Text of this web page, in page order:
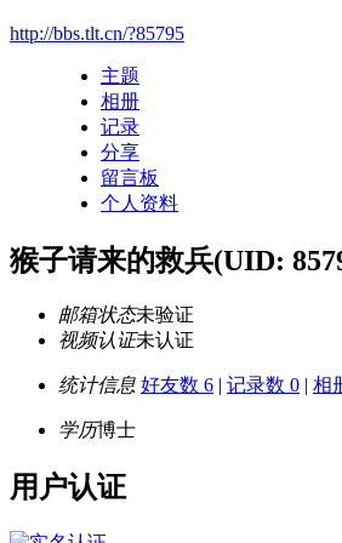
http://bbs.tlt.cn/?85795
主题
相册
记录
分享
留言板
个人资料
猴子请来的救兵(UID:
邮箱状态未验证
视频认证未认证
统计信息 好友数 6 | 记录数 0 | 相
学历博士
用户认证